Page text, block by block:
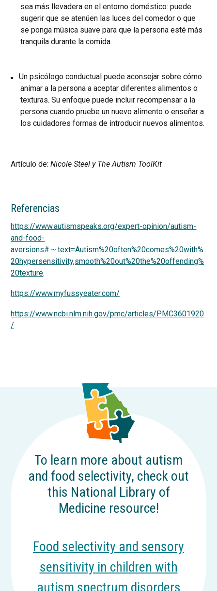
sea más llevadera en el entorno doméstico: puede
sugerir que se atenúen las luces del comedor o que
se ponga música suave para que la persona esté más
tranquila durante la comida.
Un psicólogo conductual puede aconsejar sobre cómo
animar a la persona a aceptar diferentes alimentos o
texturas. Su enfoque puede incluir recompensar a la
persona cuando pruebe un nuevo alimento o enseñar a
los cuidadores formas de introducir nuevos alimentos.
Artículo de: Nicole Steel y The Autism ToolKit
Referencias
https://www.autismspeaks.org/expert-opinion/autism-
and-food-
aversions#:~:text=Autism%20often%20comes%20with%
20hypersensitivity,smooth%20out%20the%20offending%
20texture.
https://www.myfussyeater.com/
https://www.ncbi.nlm.nih.gov/pmc/articles/PMC3601920
/
To learn more about autism
and food selectivity, check out
this National Library of
Medicine resource!
Food selectivity and sensory
sensitivity in children with
autism spectrum disorders